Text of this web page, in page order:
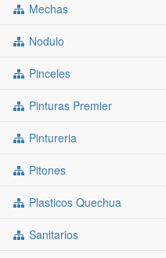
Mechas
Nodulo
Pinceles
Pinturas Premier
Pintureria
Pitones
Plasticos Quechua
Sanitarios